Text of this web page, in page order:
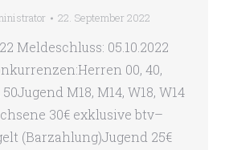
22. September 2022
Meldeschluss: 05.10.2022
00, 40,
M18, M14, W18, W14
30€ exklusive btv–
(Barzahlung)Jugend 25€